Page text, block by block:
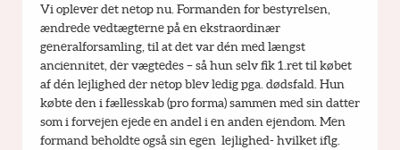
Vi oplever det netop nu. Formanden for bestyrelsen,
ændrede vedtægterne på en ekstraordinær
generalforsamling, til at det var dén med længst
anciennitet, der vægtedes – så hun selv fik 1.ret til købet
af dén lejlighed der netop blev ledig pga. dødsfald. Hun
købte den i fællesskab (pro forma) sammen med sin datter
som i forvejen ejede en andel i en anden ejendom. Men
formand beholdte også sin egen  lejlighed- hvilket iflg.